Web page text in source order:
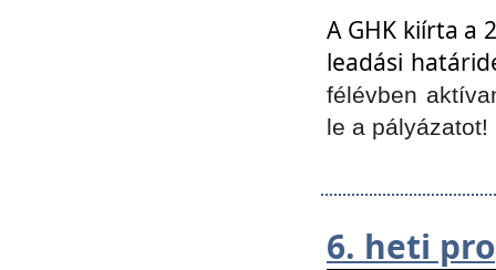
A GHK kiírta a
leadási
félévben
le a pályázatot!
6. heti